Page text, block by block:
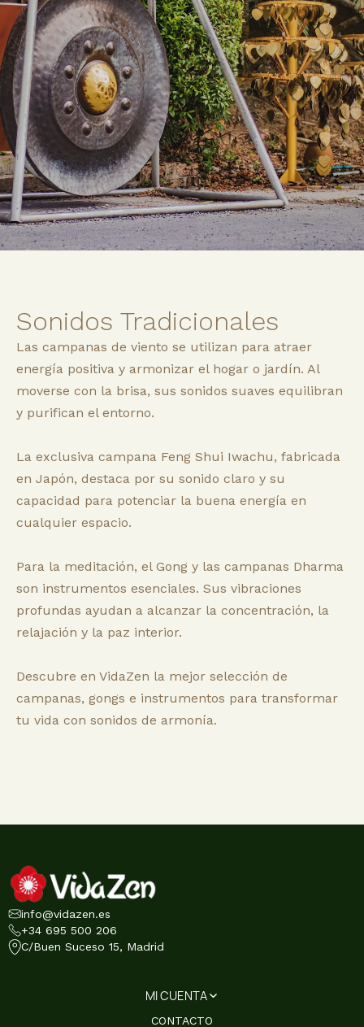
Sonidos Tradicionales
Las campanas de viento se utilizan para atraer
energía positiva y armonizar el hogar o jardín. Al
moverse con la brisa, sus sonidos suaves equilibran
y purifican el entorno.
La exclusiva campana Feng Shui Iwachu, fabricada
en Japón, destaca por su sonido claro y su
capacidad para potenciar la buena energía en
cualquier espacio.
Para la meditación, el Gong y las campanas Dharma
son instrumentos esenciales. Sus vibraciones
profundas ayudan a alcanzar la concentración, la
relajación y la paz interior.
Descubre en VidaZen la mejor selección de
campanas, gongs e instrumentos para transformar
tu vida con sonidos de armonía.
info@vidazen.es
+34 695 500 206
C/Buen Suceso 15, Madrid
MI CUENTA
CONTACTO